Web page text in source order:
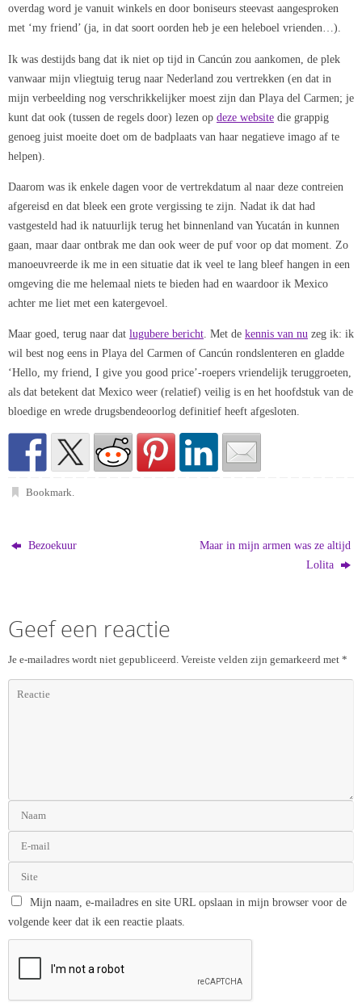
overdag word je vanuit winkels en door boniseurs steevast aangesproken
met ‘my friend’ (ja, in dat soort oorden heb je een heleboel vrienden…).
Ik was destijds bang dat ik niet op tijd in Cancún zou aankomen, de plek
vanwaar mijn vliegtuig terug naar Nederland zou vertrekken (en dat in
mijn verbeelding nog verschrikkelijker moest zijn dan Playa del Carmen; je
kunt dat ook (tussen de regels door) lezen op deze website die grappig
genoeg juist moeite doet om de badplaats van haar negatieve imago af te
helpen).
Daarom was ik enkele dagen voor de vertrekdatum al naar deze contreien
afgereisd en dat bleek een grote vergissing te zijn. Nadat ik dat had
vastgesteld had ik natuurlijk terug het binnenland van Yucatán in kunnen
gaan, maar daar ontbrak me dan ook weer de puf voor op dat moment. Zo
manoeuvreerde ik me in een situatie dat ik veel te lang bleef hangen in een
omgeving die me helemaal niets te bieden had en waardoor ik Mexico
achter me liet met een katergevoel.
Maar goed, terug naar dat lugubere bericht. Met de kennis van nu zeg ik: ik
wil best nog eens in Playa del Carmen of Cancún rondslenteren en gladde
‘Hello, my friend, I give you good price’-roepers vriendelijk teruggroeten,
als dat betekent dat Mexico weer (relatief) veilig is en het hoofdstuk van de
bloedige en wrede drugsbendeoorlog definitief heeft afgesloten.
Bookmark.
Bezoekuur
Maar in mijn armen was ze altijd
Lolita
Geef een reactie
Je e-mailadres wordt niet gepubliceerd. Vereiste velden zijn gemarkeerd met *
Mijn naam, e-mailadres en site URL opslaan in mijn browser voor de
volgende keer dat ik een reactie plaats.